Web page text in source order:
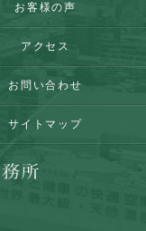
お客様の声
アクセス
お問い合わせ
サイトマップ